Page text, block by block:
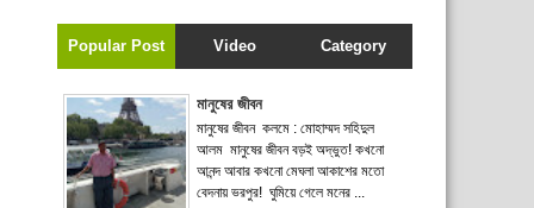
Popular Post Video Category
মানুষের জীবন
মানুষের জীবন কলমে : মোহাম্মদ সহিদুল
আলম মানুষের জীবন বড়ই অদ্ভুত! কখনো
আনন্দ আবার কখনো মেঘলা আকাশের মতো
বেদনায় ভরপুর! ঘুমিয়ে গেলে মনের ...